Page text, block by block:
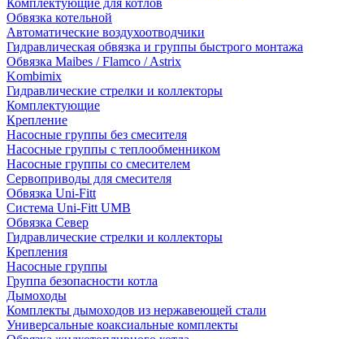
Обвязка котельной
Автоматические воздухоотводчики
Гидравлическая обвязка и группы быстрого монтажа
Обвязка Maibes / Flamco / Astrix
Kombimix
Гидравлические стрелки и коллекторы
Комплектующие
Крепление
Насосные группы без смесителя
Насосные группы с теплообменником
Насосные группы со смесителем
Сервоприводы для смесителя
Обвязка Uni-Fitt
Система Uni-Fitt UMB
Обвязка Север
Гидравлические стрелки и коллекторы
Крепления
Насосные группы
Группа безопасности котла
Дымоходы
Комплекты дымоходов из нержавеющей стали
Универсальные коаксиальные комплекты